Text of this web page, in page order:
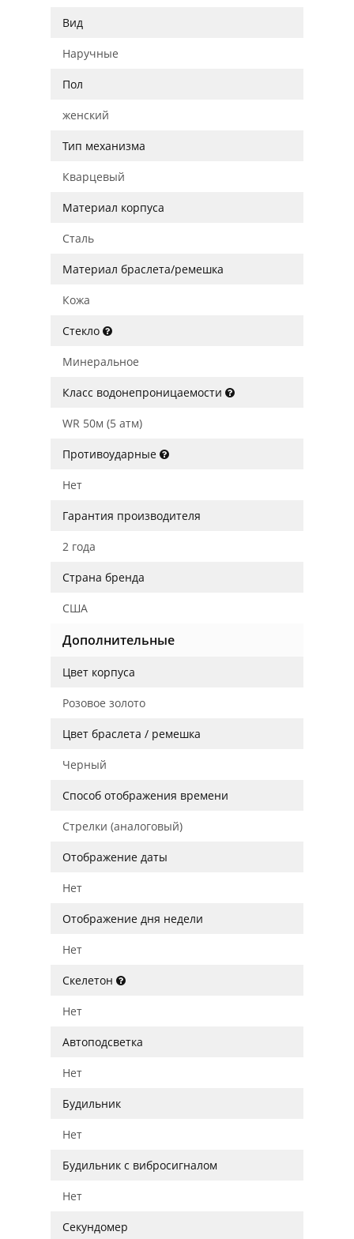
Вид
Наручные
Пол
женский
Тип механизма
Кварцевый
Материал корпуса
Сталь
Материал браслета/ремешка
Кожа
Стекло
Минеральное
Класс водонепроницаемости
WR 50м (5 атм)
Противоударные
Нет
Гарантия производителя
2 года
Страна бренда
США
Дополнительные
Цвет корпуса
Розовое золото
Цвет браслета / ремешка
Черный
Способ отображения времени
Стрелки (аналоговый)
Отображение даты
Нет
Отображение дня недели
Нет
Скелетон
Нет
Автоподсветка
Нет
Будильник
Нет
Будильник с вибросигналом
Нет
Секундомер